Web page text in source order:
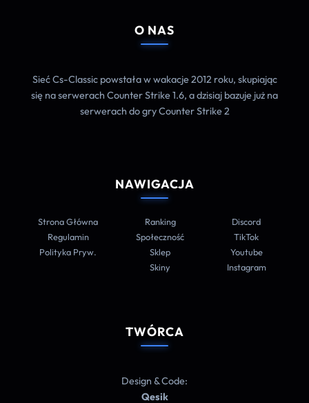
O NAS
Sieć Cs-Classic powstała w wakacje 2012 roku, skupiając
się na serwerach Counter Strike 1.6, a dzisiaj bazuje już na
serwerach do gry Counter Strike 2
NAWIGACJA
Strona Główna
Regulamin
Polityka Pryw.
Ranking
Społeczność
Sklep
Skiny
Discord
TikTok
Youtube
Instagram
TWÓRCA
Design & Code:
Qesik